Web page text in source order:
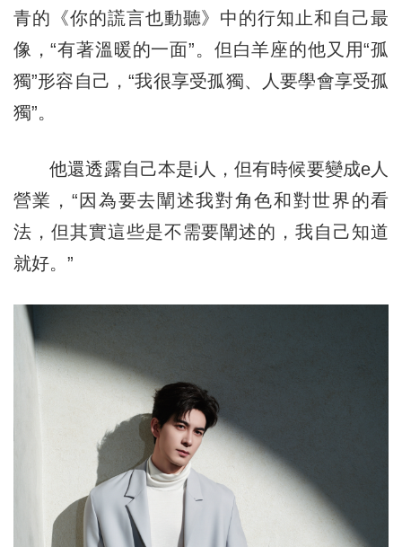
青的《你的謊言也動聽》中的行知止和自己最
像，“有著溫暖的一面”。但白羊座的他又用“孤
獨”形容自己，“我很享受孤獨、人要學會享受孤
獨”。
他還透露自己本是i人，但有時候要變成e人
營業，“因為要去闡述我對角色和對世界的看
法，但其實這些是不需要闡述的，我自己知道
就好。”